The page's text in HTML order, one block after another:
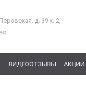
д. 39 к. 2,
ВИДЕООТЗЫВЫ АКЦИИ